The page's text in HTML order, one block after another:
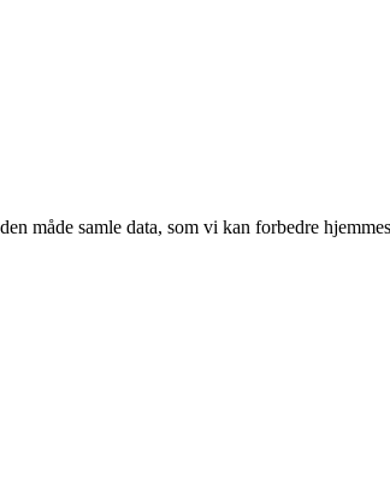
måde samle data, som vi kan forbedre